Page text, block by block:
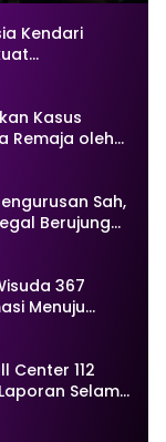
Kendari
Kasus
Remaja oleh
Sah,
Berujung
367
Menuju
Center 112
Selama